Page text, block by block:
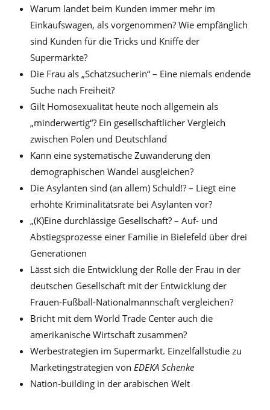
Warum landet beim Kunden immer mehr im
Einkaufswagen, als vorgenommen? Wie empfänglich
sind Kunden für die Tricks und Kniffe der
Supermärkte?
Die Frau als „Schatzsucherin“ – Eine niemals endende
Suche nach Freiheit?
Gilt Homosexualität heute noch allgemein als
„minderwertig“? Ein gesellschaftlicher Vergleich
zwischen Polen und Deutschland
Kann eine systematische Zuwanderung den
demographischen Wandel ausgleichen?
Die Asylanten sind (an allem) Schuld!? – Liegt eine
erhöhte Kriminalitätsrate bei Asylanten vor?
„(K)Eine durchlässige Gesellschaft? – Auf- und
Abstiegsprozesse einer Familie in Bielefeld über drei
Generationen
Lässt sich die Entwicklung der Rolle der Frau in der
deutschen Gesellschaft mit der Entwicklung der
Frauen-Fußball-Nationalmannschaft vergleichen?
Bricht mit dem World Trade Center auch die
amerikanische Wirtschaft zusammen?
Werbestrategien im Supermarkt. Einzelfallstudie zu
Marketingstrategien von EDEKA Schenke
Nation-building in der arabischen Welt